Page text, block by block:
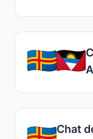
Chat